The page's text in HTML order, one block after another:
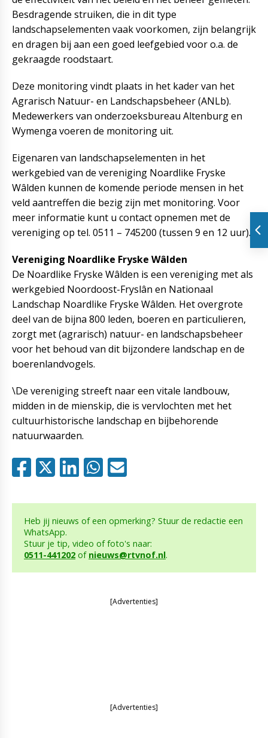
Besdragende struiken, die in dit type
landschapselementen vaak voorkomen, zijn belangrijk
en dragen bij aan een goed leefgebied voor o.a. de
gekraagde roodstaart.
Deze monitoring vindt plaats in het kader van het
Agrarisch Natuur- en Landschapsbeheer (ANLb).
Medewerkers van onderzoeksbureau Altenburg en
Wymenga voeren de monitoring uit.
Eigenaren van landschapselementen in het
werkgebied van de vereniging Noardlike Fryske
Wâlden kunnen de komende periode mensen in het
veld aantreffen die bezig zijn met monitoring. Voor
meer informatie kunt u contact opnemen met de
vereniging op tel. 0511 – 745200 (tussen 9 en 12 uur).
Vereniging Noardlike Fryske Wâlden
De Noardlike Fryske Wâlden is een vereniging met als
werkgebied Noordoost-Fryslân en Nationaal
Landschap Noardlike Fryske Wâlden. Het overgrote
deel van de bijna 800 leden, boeren en particulieren,
zorgt met (agrarisch) natuur- en landschapsbeheer
voor het behoud van dit bijzondere landschap en de
boerenlandvogels.
\De vereniging streeft naar een vitale landbouw,
midden in de mienskip, die is vervlochten met het
cultuurhistorische landschap en bijbehorende
natuurwaarden.
Heb jij nieuws of een opmerking? Stuur de redactie een
WhatsApp.
Stuur je tip, video of foto's naar:
0511-441202 of nieuws@rtvnof.nl.
[Advertenties]
[Advertenties]